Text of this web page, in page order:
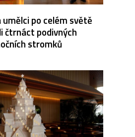
umělci po celém světě
čtrnáct podivných
stromků